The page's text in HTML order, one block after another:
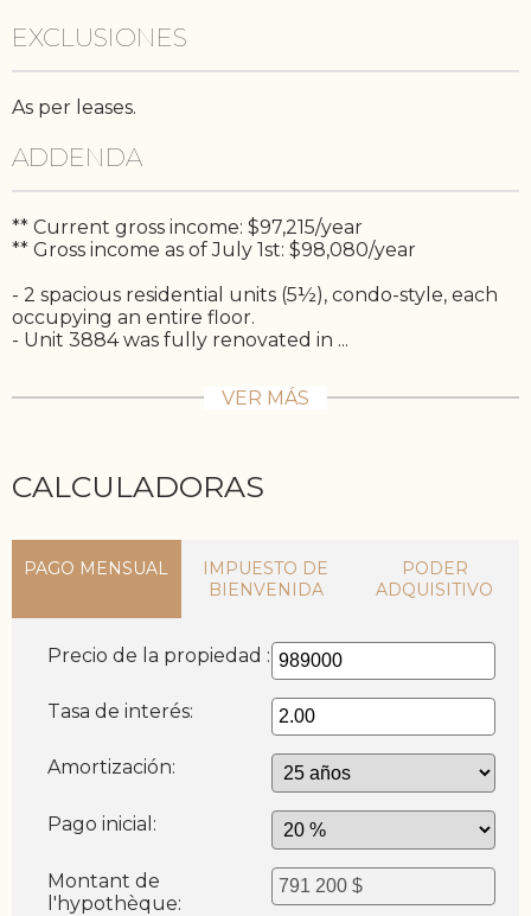
EXCLUSIONES
As per leases.
ADDENDA
** Current gross income: $97,215/year
** Gross income as of July 1st: $98,080/year
- 2 spacious residential units (5½), condo-style, each
occupying an entire floor.
- Unit 3884 was fully renovated in ...
VER MÁS
CALCULADORAS
PAGO MENSUAL
IMPUESTO DE
BIENVENIDA
PODER
ADQUISITIVO
Precio de la propiedad :
Tasa de interés:
Amortización:
Pago inicial:
Montant de
l'hypothèque: